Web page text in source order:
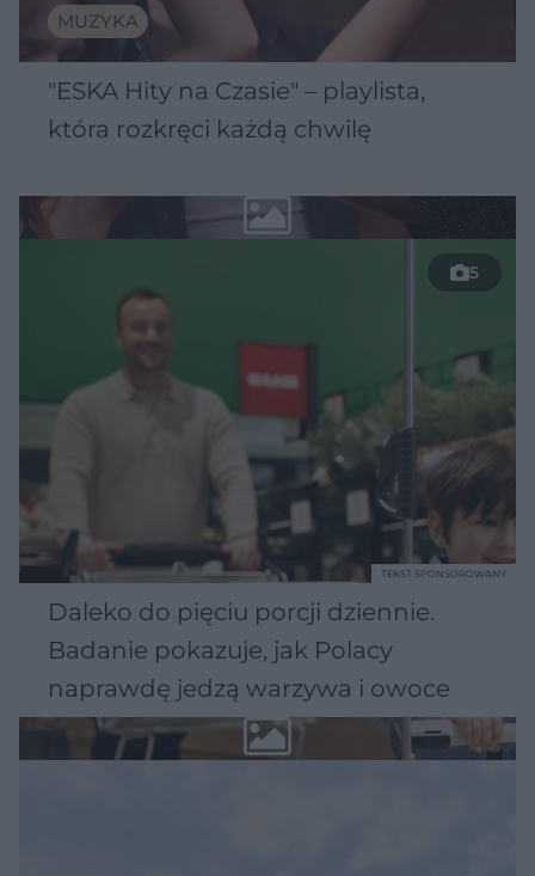
MUZYKA
"ESKA Hity na Czasie" – playlista,
która rozkręci każdą chwilę
5
Daleko do pięciu porcji dziennie.
Badanie pokazuje, jak Polacy
naprawdę jedzą warzywa i owoce
TEKST SPONSOROWANY